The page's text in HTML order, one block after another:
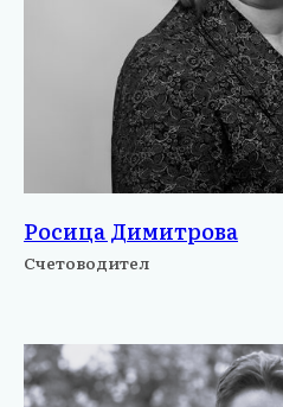
Росица Димитрова
Счетоводител